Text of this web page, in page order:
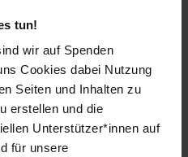
tun!
wir auf Spenden
Cookies dabei Nutzung
Seiten und Inhalten zu
erstellen und die
Unterstützer*innen auf
für unsere
und körperliche Integrität
eine umfassende
des Vorfalls einzuleiten,
und die
zu stellen;